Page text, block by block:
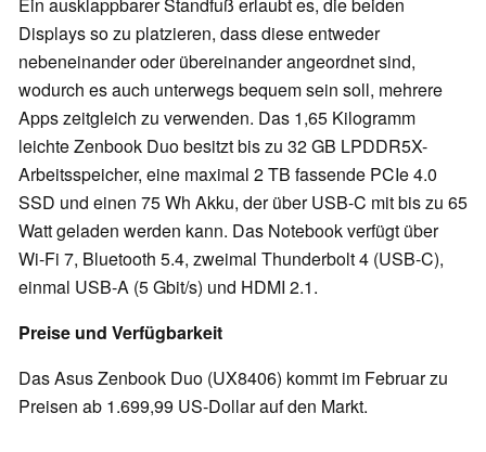
Displays so zu platzieren, dass diese entweder
nebeneinander oder übereinander angeordnet sind,
wodurch es auch unterwegs bequem sein soll, mehrere
Apps zeitgleich zu verwenden. Das 1,65 Kilogramm
leichte Zenbook Duo besitzt bis zu 32 GB LPDDR5X-
Arbeitsspeicher, eine maximal 2 TB fassende PCIe 4.0
SSD und einen 75 Wh Akku, der über USB-C mit bis zu 65
Watt geladen werden kann. Das Notebook verfügt über
Wi-Fi 7, Bluetooth 5.4, zweimal Thunderbolt 4 (USB-C),
einmal USB-A (5 Gbit/s) und HDMI 2.1.
Preise und Verfügbarkeit
Das Asus Zenbook Duo (UX8406) kommt im Februar zu
Preisen ab 1.699,99 US-Dollar auf den Markt.